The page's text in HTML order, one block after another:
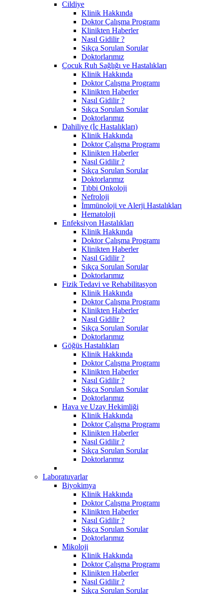
Cildiye
Klinik Hakkında
Doktor Çalışma Programı
Klinikten Haberler
Nasıl Gidilir ?
Sıkça Sorulan Sorular
Doktorlarımız
Çocuk Ruh Sağlığı ve Hastalıkları
Klinik Hakkında
Doktor Çalışma Programı
Klinikten Haberler
Nasıl Gidilir ?
Sıkça Sorulan Sorular
Doktorlarımız
Dahiliye (İç Hastalıkları)
Klinik Hakkında
Doktor Çalışma Programı
Klinikten Haberler
Nasıl Gidilir ?
Sıkça Sorulan Sorular
Doktorlarımız
Tıbbi Onkoloji
Nefroloji
İmmünoloji ve Alerji Hastalıkları
Hematoloji
Enfeksiyon Hastalıkları
Klinik Hakkında
Doktor Çalışma Programı
Klinikten Haberler
Nasıl Gidilir ?
Sıkça Sorulan Sorular
Doktorlarımız
Fizik Tedavi ve Rehabilitasyon
Klinik Hakkında
Doktor Çalışma Programı
Klinikten Haberler
Nasıl Gidilir ?
Sıkça Sorulan Sorular
Doktorlarımız
Göğüs Hastalıkları
Klinik Hakkında
Doktor Çalışma Programı
Klinikten Haberler
Nasıl Gidilir ?
Sıkça Sorulan Sorular
Doktorlarımız
Hava ve Uzay Hekimliği
Klinik Hakkında
Doktor Çalışma Programı
Klinikten Haberler
Nasıl Gidilir ?
Sıkça Sorulan Sorular
Doktorlarımız
Laboratuvarlar
Biyokimya
Klinik Hakkında
Doktor Çalışma Programı
Klinikten Haberler
Nasıl Gidilir ?
Sıkça Sorulan Sorular
Doktorlarımız
Mikoloji
Klinik Hakkında
Doktor Çalışma Programı
Klinikten Haberler
Nasıl Gidilir ?
Sıkça Sorulan Sorular